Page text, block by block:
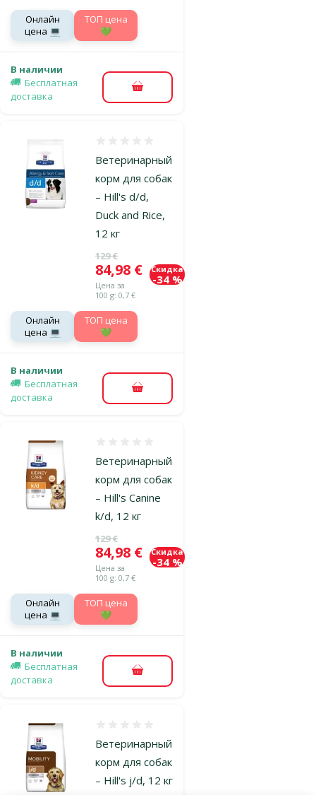
Онлайн
цена 💻
TOП цена
💚
В наличии
Бесплатная
доставка
В корзину
Ветеринарный
корм для собак
– Hill's d/d,
Duck and Rice,
12 кг
Исходная цена
129 €
Цена
84,98 €
Цена за
100 g: 0,7 €
Скидка
-34 %
Онлайн
цена 💻
TOП цена
💚
В наличии
Бесплатная
доставка
В корзину
Ветеринарный
корм для собак
– Hill's Canine
k/d, 12 кг
Исходная цена
129 €
Цена
84,98 €
Цена за
100 g: 0,7 €
Скидка
-34 %
Онлайн
цена 💻
TOП цена
💚
В наличии
Бесплатная
доставка
В корзину
Ветеринарный
корм для собак
– Hill's j/d, 12 кг